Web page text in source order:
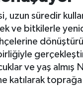
uzun süredir
ve bitkilerle
ve yaş almış
katılarak